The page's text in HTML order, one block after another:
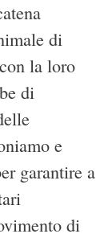
di
la loro
di
e
garantire a
di